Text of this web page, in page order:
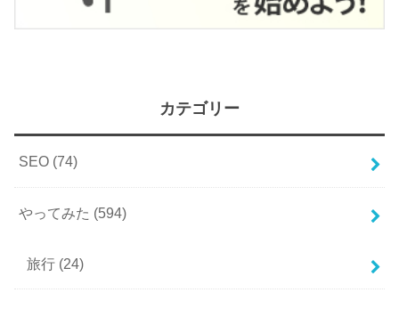
カテゴリー
SEO (74)
やってみた (594)
旅行 (24)